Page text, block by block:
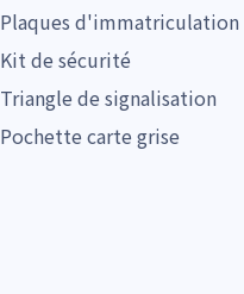
Plaques d'immatriculation
Kit de sécurité
Triangle de signalisation
Pochette carte grise